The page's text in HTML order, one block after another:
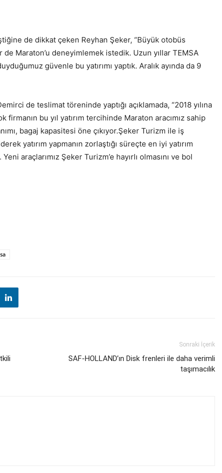
de dikkat çeken Reyhan Şeker, “Büyük otobüs
Maraton’u deneyimlemek istedik. Uzun yıllar TEMSA
güvenle bu yatırımı yaptık. Aralık ayında da 9
de teslimat töreninde yaptığı açıklamada, “2018 yılına
bu yıl yatırım tercihinde Maraton aracımız sahip
bagaj kapasitesi öne çıkıyor.Şeker Turizm ile iş
yatırım yapmanın zorlaştığı süreçte en iyi yatırım
araçlarımız Şeker Turizm’e hayırlı olmasını ve bol
Sonraki İçerik
SAF-HOLLAND’ın Disk frenleri ile daha verimli
taşımacılık